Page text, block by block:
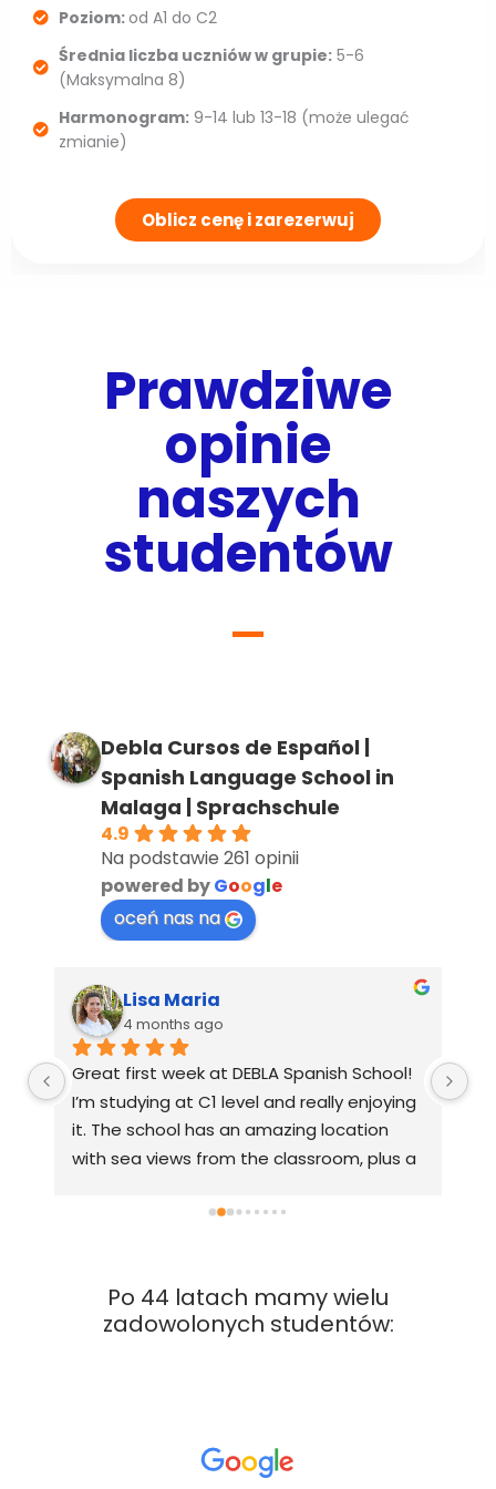
Poziom: od A1 do C2
Średnia liczba uczniów w grupie:5-6
(Maksymalna 8)
Harmonogram:9-14 lub 13-18 (może ulegać
zmianie)
Oblicz cenę i zarezerwuj
Prawdziwe
opinie
naszych
studentów
Debla Cursos de Español |
Spanish Language School in
Malaga | Sprachschule
4.9
Na podstawie 261 opinii
powered byGoogle
oceń nas na
Lisa Maria
4 months ago
Great first week at DEBLA Spanish School!
I’m studying at C1 level and really enjoying
it. The school has an amazing location
with sea views from the classroom, plus a
teachers are very friendly, patient, and
helpful and structured. The school also
organizes great excursions. I’d definitely
Po 44 latach mamy wielu
zadowolonych studentów: